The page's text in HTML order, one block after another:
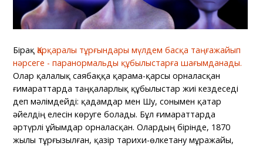
БірақҚарқаралы тұрғындары мүлдем басқа таңғажайып
нәрсеге - паранормальды құбылыстарға шағымданады.
Олар қалалық саябаққа қарама-қарсы орналасқан
ғимараттарда таңқаларлық құбылыстар жиі кездеседі
деп мәлімдейді: қадамдар мен Шу, сонымен қатар
әйелдің елесін көруге болады. Бұл ғимараттарда
әртүрлі ұйымдар орналасқан. Олардың бірінде, 1870
жылы тұрғызылған, қазір тарихи-өлкетану мұражайы,